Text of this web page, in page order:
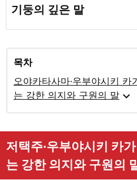
기둥의 깊은 말
목차
오야카타사마·우부야시키
는 강한 의지와 구원의 말 expand_more
저택주·우부야시키 카
는 강한 의지와 구원의